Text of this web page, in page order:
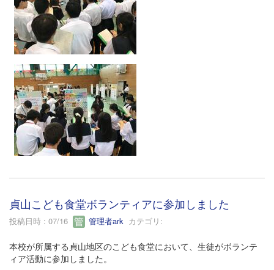
貞山こども食堂ボランティアに参加しました
投稿日時 : 07/16 管理者ark カテゴリ:
本校が所属する貞山地区のこども食堂において、生徒がボランテ
ィア活動に参加しました。